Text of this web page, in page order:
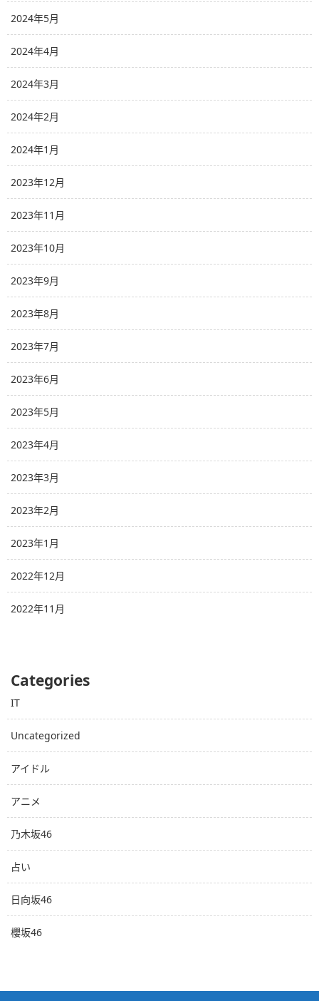
2024年5月
2024年4月
2024年3月
2024年2月
2024年1月
2023年12月
2023年11月
2023年10月
2023年9月
2023年8月
2023年7月
2023年6月
2023年5月
2023年4月
2023年3月
2023年2月
2023年1月
2022年12月
2022年11月
Categories
IT
Uncategorized
アイドル
アニメ
乃木坂46
占い
日向坂46
櫻坂46